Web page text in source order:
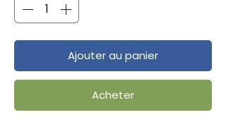
Ajouter au panier
Acheter